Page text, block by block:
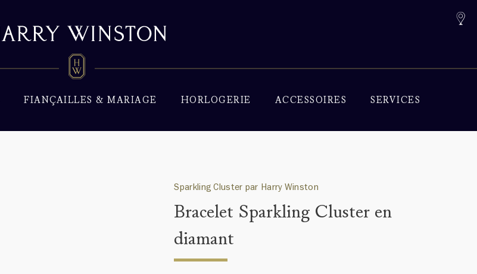
FIANÇAILLES & MARIAGE HORLOGERIE ACCESSOIRES SERVICES
Sparkling Cluster par Harry Winston
Bracelet Sparkling Cluster en
diamant